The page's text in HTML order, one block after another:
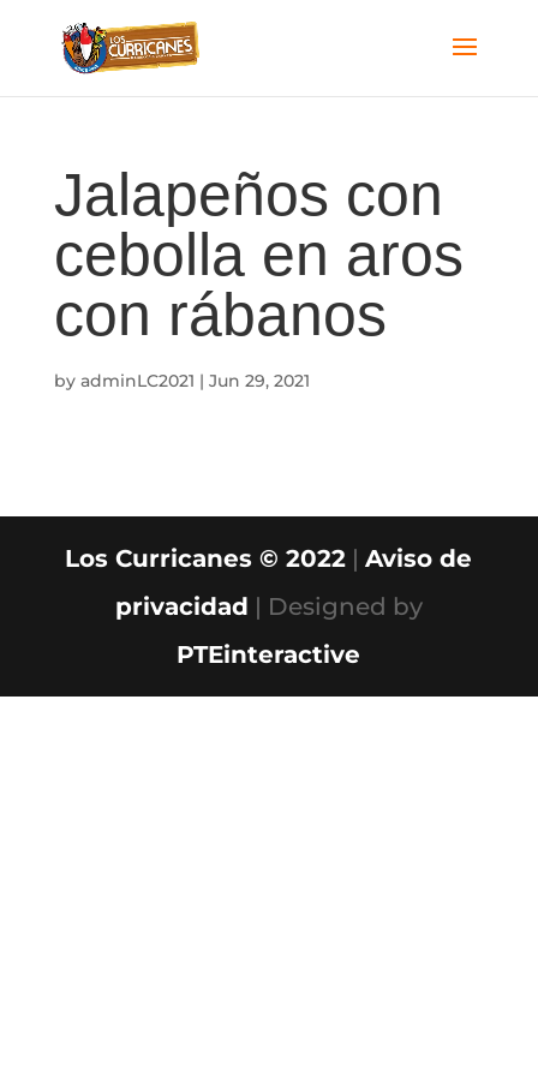
Jalapeños con
cebolla en aros
con rábanos
by adminLC2021 | Jun 29, 2021
Los Curricanes © 2022 |Aviso de
privacidad | Designed by
PTEinteractive